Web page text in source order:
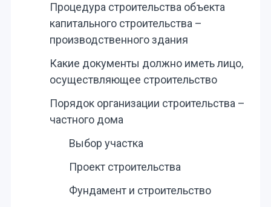
Процедура строительства объекта
капитального строительства –
производственного здания
Какие документы должно иметь лицо,
осуществляющее строительство
Порядок организации строительства –
частного дома
Выбор участка
Проект строительства
Фундамент и строительство